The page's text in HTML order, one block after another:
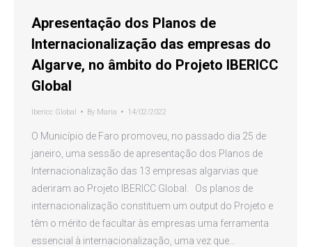
Apresentação dos Planos de
Internacionalização das empresas do
Algarve, no âmbito do Projeto IBERICC
Global
Ibericc Global By Maria 14/02/2022
O Município de Faro promoveu, no passado dia 25 de
janeiro, uma sessão de apresentação dos Planos de
Internacionalização das 13 empresas algarvias que
aderiram ao Projeto IBERICC Global. Os planos de
internacionalização constituem um output do Projeto e
têm o mérito de facultar às empresas uma ferramenta
essencial à internacionalização, uma vez que…